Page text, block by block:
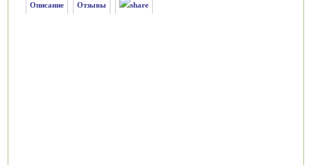
Описание Отзывы